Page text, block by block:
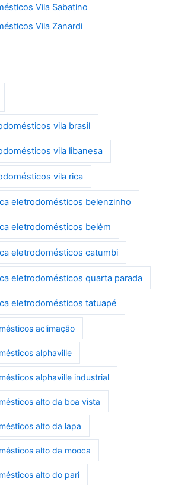
Vila Sabatino
Vila Zanardi
vila brasil
vila libanesa
vila rica
eletrodomésticos belenzinho
eletrodomésticos belém
eletrodomésticos catumbi
eletrodomésticos quarta parada
eletrodomésticos tatuapé
aclimação
alphaville
alphaville industrial
alto da boa vista
alto da lapa
alto da mooca
alto do pari